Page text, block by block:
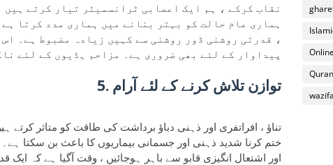
نقاب کرکے ، ہم ایک اعصابی ٹرانسمیٹر تیار کرتے
ہماری عام حالت کو بہتر بنانے میں ہماری مدد کرتا
، قدرتی روشنی ڈور روشنی سے کہیں زیادہ مضبوط ہے۔ اس
پیداوار کے لئے بھی ضروری ہے۔ مزاحم ہڈیوں کے لئے
5. توازن تلاش کرنے کے لئے آرام
تناؤ ، افراتفری اور ذہنی دباؤ برداشت کی طاقت کو متاثر کرتے
ختم کرنا شدید ذہنی اور جسمانی بیماریوں کا باعث بن سکتا
اور اشتعال انگیزی قابو سے باہر ہوجائیں ، وقت آگیا ہے کہ ایک
wazifa